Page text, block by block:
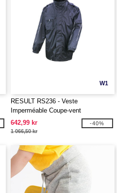
W1
RESULT RS236 - Veste
Imperméable Coupe-vent
642,99 kr
1 066,50 kr
-40%